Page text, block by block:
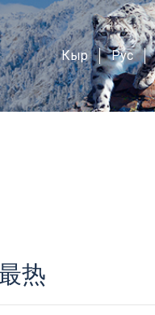
Кыр Рус
热